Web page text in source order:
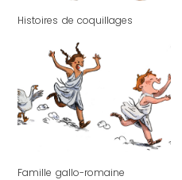
Histoires de coquillages
Famille gallo-romaine